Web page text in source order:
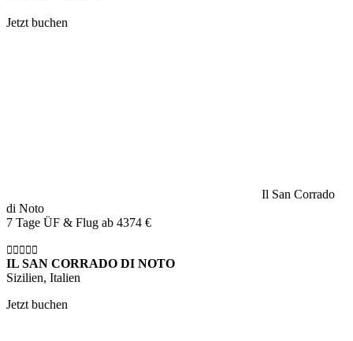
Jetzt buchen
Il San Corrado
di Noto
7 Tage ÜF & Flug ab 4374 €
IL SAN CORRADO DI NOTO
Sizilien, Italien
Jetzt buchen